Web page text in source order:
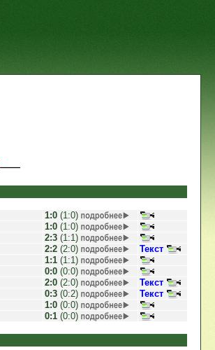
1:0 (1:0)
1:0 (1:0)
2:3 (1:1)
2:2 (2:0)
Текст
1:1 (1:1)
0:0 (0:0)
2:0 (2:0)
Текст
0:3 (0:2)
Текст
1:0 (0:0)
0:1 (0:0)